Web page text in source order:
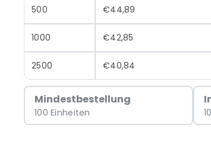
500 €44,89
1000 €42,85
2500 €40,84
Mindestbestellung
100 Einheiten